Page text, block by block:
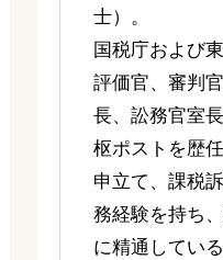
士）。
国税庁および
評価官、審判
長、訟務官室
枢ポストを歴
申立て、課税
務経験を持ち
に精通している